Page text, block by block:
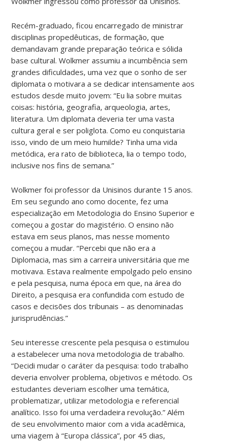
Recém-graduado, ficou encarregado de ministrar
disciplinas propedêuticas, de formação, que
demandavam grande preparação teórica e sólida
base cultural. Wolkmer assumiu a incumbência sem
grandes dificuldades, uma vez que o sonho de ser
diplomata o motivara a se dedicar intensamente aos
estudos desde muito jovem: “Eu lia sobre muitas
coisas: história, geografia, arqueologia, artes,
literatura. Um diplomata deveria ter uma vasta
cultura geral e ser poliglota. Como eu conquistaria
isso, vindo de um meio humilde? Tinha uma vida
metódica, era rato de biblioteca, lia o tempo todo,
inclusive nos fins de semana.”
Wolkmer foi professor da Unisinos durante 15 anos.
Em seu segundo ano como docente, fez uma
especialização em Metodologia do Ensino Superior e
começou a gostar do magistério. O ensino não
estava em seus planos, mas nesse momento
começou a mudar. “Percebi que não era a
Diplomacia, mas sim a carreira universitária que me
motivava. Estava realmente empolgado pelo ensino
e pela pesquisa, numa época em que, na área do
Direito, a pesquisa era confundida com estudo de
casos e decisões dos tribunais – as denominadas
jurisprudências.”
Seu interesse crescente pela pesquisa o estimulou
a estabelecer uma nova metodologia de trabalho.
“Decidi mudar o caráter da pesquisa: todo trabalho
deveria envolver problema, objetivos e método. Os
estudantes deveriam escolher uma temática,
problematizar, utilizar metodologia e referencial
analítico. Isso foi uma verdadeira revolução.” Além
de seu envolvimento maior com a vida acadêmica,
uma viagem à “Europa clássica”, por 45 dias,